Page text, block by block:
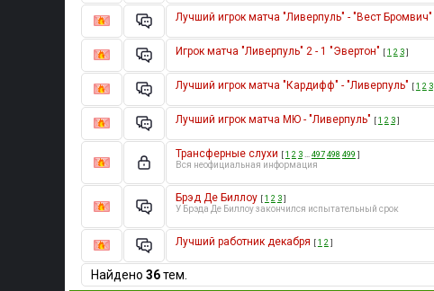
Лучший игрок матча "Ливерпуль" - "Вест Бромвич"
Игрок матча "Ливерпуль" 2 - 1 "Эвертон" [1 2 3]
Лучший игрок матча "Кардифф" - "Ливерпуль" [1 2 3
Лучший игрок матча МЮ - "Ливерпуль" [1 2 3]
Трансферные слухи [1 2 3… 497498 499 ]
Вся неофициальная информация
Брэд Де Биллоу [1 2 3]
У Брэда Де Биллоу закончился испытательный срок
Лучший работник декабря [1 2 ]
Найдено 36тем.